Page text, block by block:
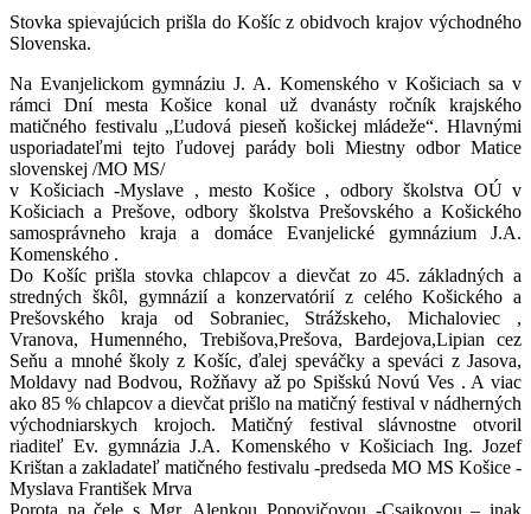
Stovka spievajúcich prišla do Košíc z obidvoch krajov východného
Slovenska.
Na Evanjelickom gymnáziu J. A. Komenského v Košiciach sa v
rámci Dní mesta Košice konal už dvanásty ročník krajského
matičného festivalu „Ľudová pieseň košickej mládeže“. Hlavnými
usporiadateľmi tejto ľudovej parády boli Miestny odbor Matice
slovenskej /MO MS/
v Košiciach -Myslave , mesto Košice , odbory školstva OÚ v
Košiciach a Prešove, odbory školstva Prešovského a Košického
samosprávneho kraja a domáce Evanjelické gymnázium J.A.
Komenského .
Do Košíc prišla stovka chlapcov a dievčat zo 45. základných a
stredných škôl, gymnázií a konzervatórií z celého Košického a
Prešovského kraja od Sobraniec, Strážskeho, Michaloviec ,
Vranova, Humenného, Trebišova,Prešova, Bardejova,Lipian cez
Seňu a mnohé školy z Košíc, ďalej speváčky a speváci z Jasova,
Moldavy nad Bodvou, Rožňavy až po Spišskú Novú Ves . A viac
ako 85 % chlapcov a dievčat prišlo na matičný festival v nádherných
východniarskych krojoch. Matičný festival slávnostne otvoril
riaditeľ Ev. gymnázia J.A. Komenského v Košiciach Ing. Jozef
Krištan a zakladateľ matičného festivalu -predseda MO MS Košice -
Myslava František Mrva
Porota na čele s Mgr. Alenkou Popovičovou -Csajkovou – inak